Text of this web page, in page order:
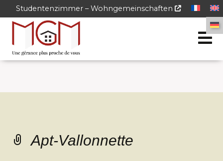
Studentenzimmer – Wohngemeinschaften
Apt-Vallonnette